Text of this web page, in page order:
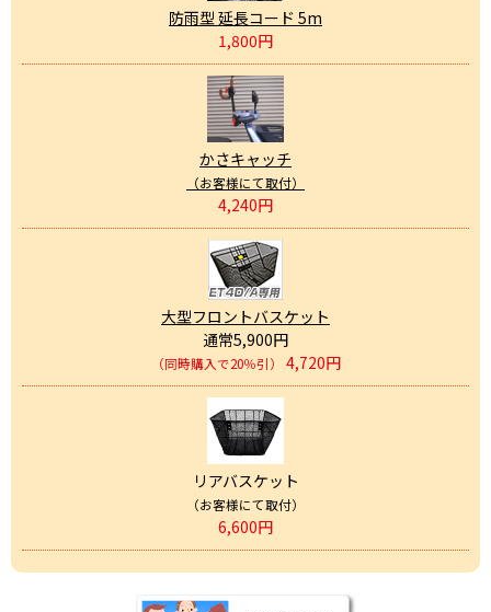
防雨型 延長コード 5m
1,800円
かさキャッチ
（お客様にて取付）
4,240円
大型フロントバスケット
通常5,900円
（同時購入で20％引） 4,720円
リアバスケット
（お客様にて取付）
6,600円